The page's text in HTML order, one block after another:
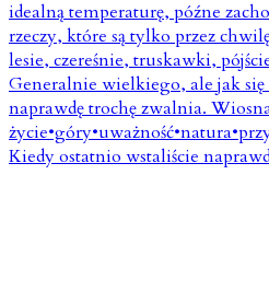
Kiedy ostatnio wstaliście